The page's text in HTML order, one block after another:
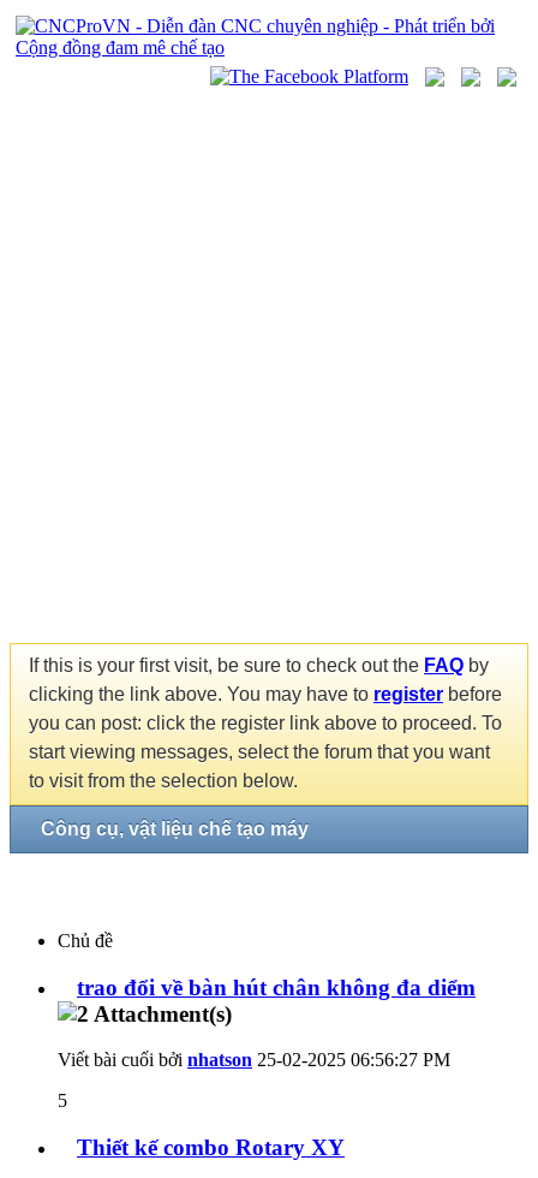
If this is your first visit, be sure to check out the FAQ by
clicking the link above. You may have to register before
you can post: click the register link above to proceed. To
start viewing messages, select the forum that you want
to visit from the selection below.
Công cụ, vật liệu chế tạo máy
Chủ đề
trao đổi về bàn hút chân không đa diểm
Viết bài cuối bởi nhatson 25-02-2025 06:56:27 PM
5
Thiết kế combo Rotary XY